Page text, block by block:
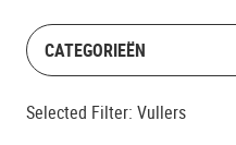
CATEGORIEËN
Selected Filter: Vullers